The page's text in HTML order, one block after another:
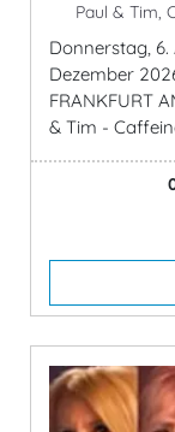
Paul & Tim,
Donnerstag,
Dezember
FRANKFURT
& Tim -